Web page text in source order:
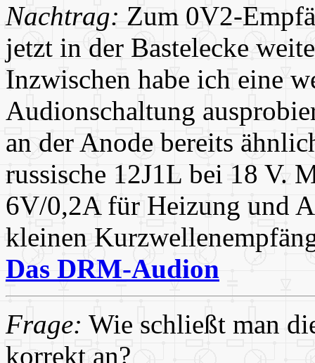
Nachtrag: Zum 0V2-
jetzt in der Bastelecke
Inzwischen habe ich eine
Audionschaltung
an der Anode bereits
russische 12J1L bei 18 V.
6V/0,2A für Heizung und
kleinen
Das DRM-Audion
Frage: Wie schließt man
korrekt an?